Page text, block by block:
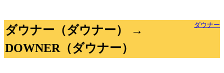
ダウナー
ダウナー（ダウナー） →
DOWNER（ダウナー）